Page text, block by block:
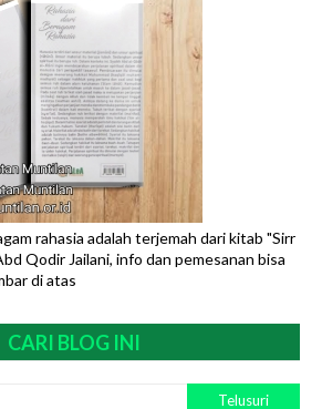
rahasia adalah terjemah dari kitab "Sirr
Qodir Jailani, info dan pemesanan bisa
di atas
CARI BLOG INI